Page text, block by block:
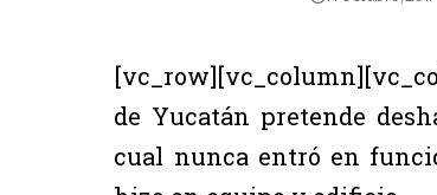
de Yucatán pretende
cual nunca entró en